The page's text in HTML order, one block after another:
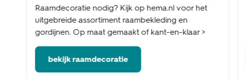
Raamdecoratie nodig? Kijk op hema.nl voor het
uitgebreide assortiment raambekleding en
gordijnen. Op maat gemaakt of kant-en-klaar >
bekijk raamdecoratie